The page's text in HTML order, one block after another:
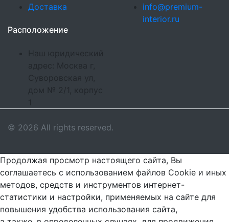
Доставка
info@premium-
interior.ru
Расположение
Наш юридический
адрес: Москва г,
Суворовская ул,
дом № 2/1, корпус
© 2026 All rights reserved.
Продолжая просмотр настоящего сайта, Вы
соглашаетесь с использованием файлов Cookie и иных
методов, средств и инструментов интернет-
статистики и настройки, применяемых на сайте для
повышения удобства использования сайта,